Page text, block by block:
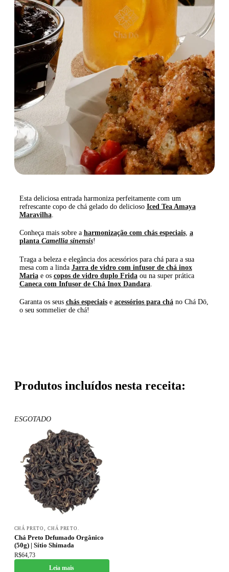
Esta deliciosa entrada harmoniza perfeitamente com um
refrescante copo de chá gelado do delicioso Iced Tea Amaya
Maravilha.
Conheça mais sobre a harmonização com chás especiais, a
planta Camellia sinensis!
Traga a beleza e elegância dos acessórios para chá para a sua
mesa com a linda Jarra de vidro com infusor de chá inox
Mariae os copos de vidro duplo Fridaou na super prática
Caneca com Infusor de Chá Inox Dandara.
Garanta os seus chás especiaise acessórios para cháno Chá Dō,
o seu sommelier de chá!
Produtos incluídos nesta receita:
ESGOTADO
CHÁ PRETO ,CHÁ PRETO.
Chá Preto Defumado Orgânico
(50g) | Sítio Shimada
R$64,73
Leia mais